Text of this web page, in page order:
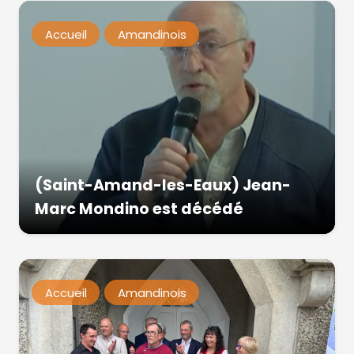
Accueil Amandinois
(Saint-Amand-les-Eaux) Jean-
Marc Mondino est décédé
Accueil Amandinois